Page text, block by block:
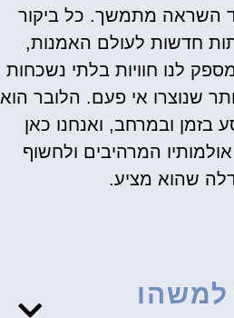
השראה מתמשך. כל ביקור
חדשות לעולם האמנות,
לנו חוויות בלתי נשכחות
שנוצרו אי פעם. הלובר הוא
בזמן ובמרחב, ואנחנו כאן
המרהיבים ולחשוף
שהוא מציע.
למשהו